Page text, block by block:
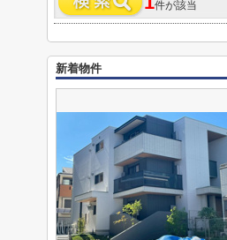
件が該当
新着物件